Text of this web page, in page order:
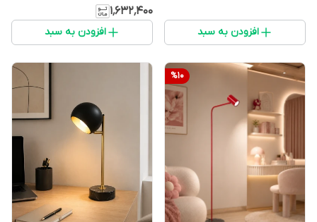
افزودن به سبد
۱٬۶۳۲٬۴۰۰
افزودن به سبد
%10